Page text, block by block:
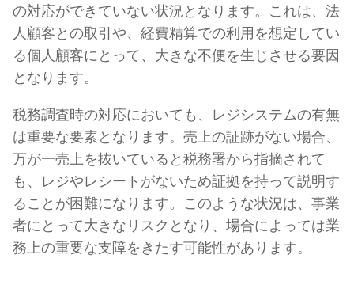
の対応ができていない状況となります。これは、法
人顧客との取引や、経費精算での利用を想定してい
る個人顧客にとって、大きな不便を生じさせる要因
となります。
税務調査時の対応においても、レジシステムの有無
は重要な要素となります。売上の証跡がない場合、
万が一売上を抜いていると税務署から指摘されて
も、レジやレシートがないため証拠を持って説明す
ることが困難になります。このような状況は、事業
者にとって大きなリスクとなり、場合によっては業
務上の重要な支障をきたす可能性があります。